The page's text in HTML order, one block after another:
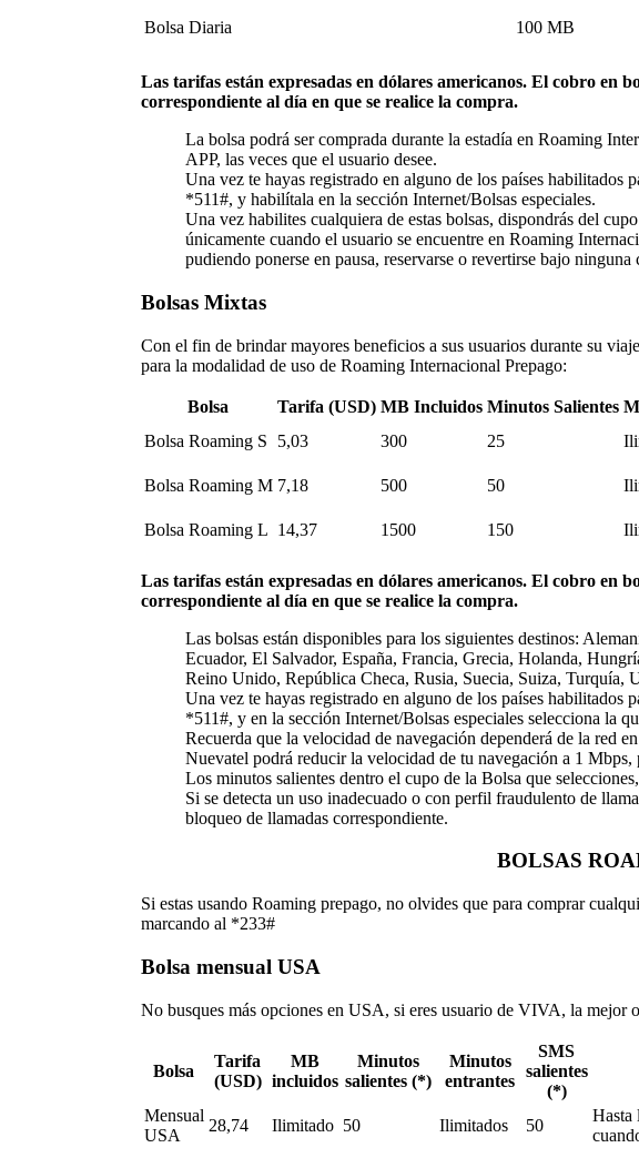
Bolsa Diaria 100 MB
Las tarifas están expresadas en dólares americanos. El cobro
correspondiente al día en que se realice la compra.
La bolsa podrá ser comprada durante la estadía en Roaming
APP, las veces que el usuario desee.
Una vez te hayas registrado en alguno de los países
*511#, y habilítala en la sección Internet/Bolsas especiales.
Una vez habilites cualquiera de estas bolsas, dispondrás del
únicamente cuando el usuario se encuentre en Roaming
pudiendo ponerse en pausa, reservarse o revertirse bajo ninguna
Bolsas Mixtas
Con el fin de brindar mayores beneficios a sus usuarios durante su
para la modalidad de uso de Roaming Internacional Prepago:
Bolsa Tarifa (USD) MB Incluidos Minutos Salientes
Bolsa Roaming S
5,03 300 25
Bolsa Roaming M 7,18 500 50
Bolsa Roaming L 14,37 1500 150
Las tarifas están expresadas en dólares americanos. El cobro
correspondiente al día en que se realice la compra.
Las bolsas están disponibles para los siguientes destinos:
Ecuador, El Salvador, España, Francia, Grecia, Holanda,
Reino Unido, República Checa, Rusia, Suecia, Suiza,
Una vez te hayas registrado en alguno de los países
*511#, y en la sección Internet/Bolsas especiales selecciona la
Recuerda que la velocidad de navegación dependerá de la red
Nuevatel podrá reducir la velocidad de tu navegación a 1
Los minutos salientes dentro el cupo de la Bolsa que
Si se detecta un uso inadecuado o con perfil fraudulento de
bloqueo de llamadas correspondiente.
BOLSAS
Si estas usando Roaming prepago, no olvides que para comprar
marcando al *233#
Bolsa mensual USA
No busques más opciones en USA, si eres usuario de VIVA, la mejor
Bolsa
Tarifa
(USD)
MB
incluidos
Minutos
salientes (*)
Minutos
entrantes
SMS
salientes
(*)
Mensual
USA
28,74 Ilimitado 50 Ilimitados 50
Hasta